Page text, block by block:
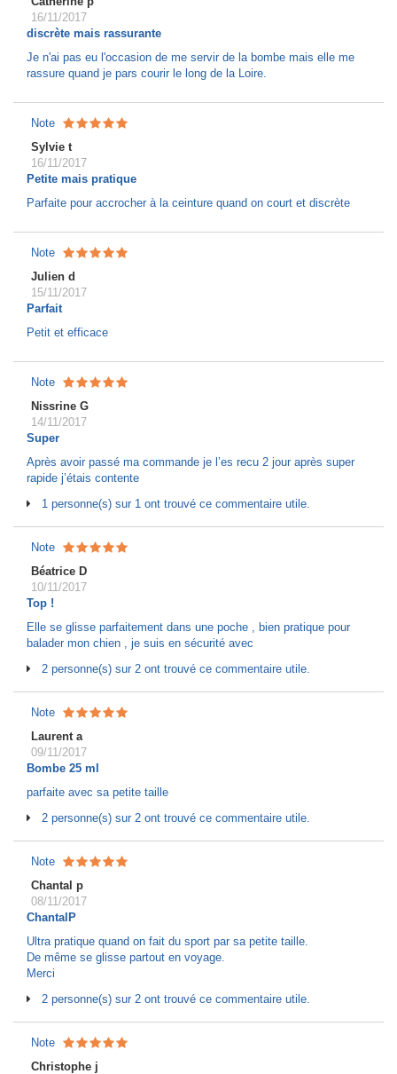
16/11/2017
discrète mais rassurante
Je n'ai pas eu l'occasion de me servir de la bombe mais elle me
rassure quand je pars courir le long de la Loire.
Note
Sylvie t
16/11/2017
Petite mais pratique
Parfaite pour accrocher à la ceinture quand on court et discrète
Note
Julien d
15/11/2017
Parfait
Petit et efficace
Note
Nissrine G
14/11/2017
Super
Après avoir passé ma commande je l’es recu 2 jour après super
rapide j’étais contente
1 personne(s) sur 1 ont trouvé ce commentaire utile.
Note
Béatrice D
10/11/2017
Top !
Elle se glisse parfaitement dans une poche , bien pratique pour
balader mon chien , je suis en sécurité avec
2 personne(s) sur 2 ont trouvé ce commentaire utile.
Note
Laurent a
09/11/2017
Bombe 25 ml
parfaite avec sa petite taille
2 personne(s) sur 2 ont trouvé ce commentaire utile.
Note
Chantal p
08/11/2017
ChantalP
Ultra pratique quand on fait du sport par sa petite taille.
De même se glisse partout en voyage.
Merci
2 personne(s) sur 2 ont trouvé ce commentaire utile.
Note
Christophe j